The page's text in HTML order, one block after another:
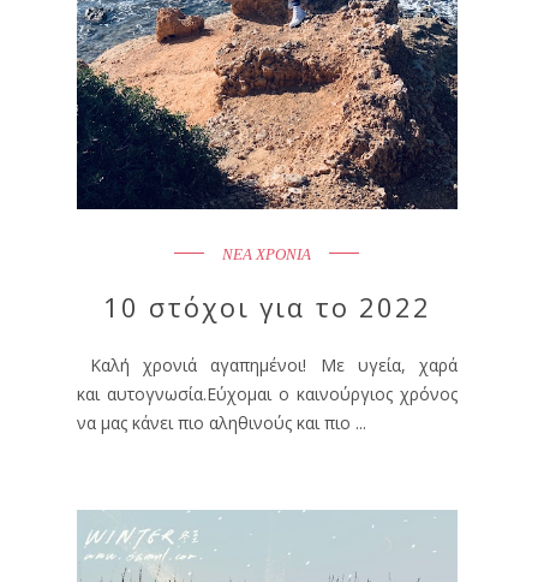
ΝΕΑ ΧΡΟΝΙΑ
10 στόχοι για το 2022
Καλή χρονιά αγαπημένοι! Με υγεία, χαρά
και αυτογνωσία.Εύχομαι ο καινούργιος χρόνος
να μας κάνει πιο αληθινούς και πιο ...